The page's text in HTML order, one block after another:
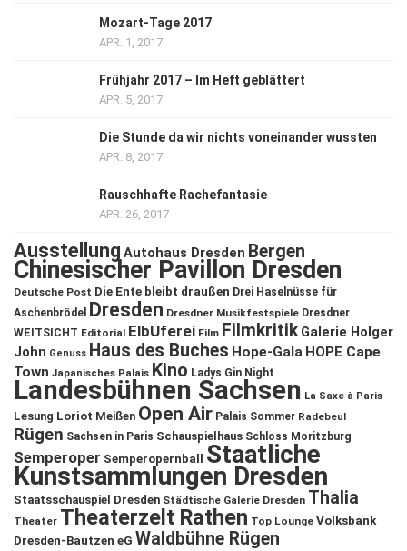
Mozart-Tage 2017
APR. 1, 2017
Frühjahr 2017 – Im Heft geblättert
APR. 5, 2017
Die Stunde da wir nichts voneinander wussten
APR. 8, 2017
Rauschhafte Rachefantasie
APR. 26, 2017
Ausstellung Autohaus Dresden Bergen
Chinesischer Pavillon Dresden
Deutsche Post Die Ente bleibt draußen Drei Haselnüsse für
Aschenbrödel
Dresden Dresdner Musikfestspiele Dresdner
WEITSICHT Editorial ElbUferei Film Filmkritik Galerie Holger
John Genuss Haus des Buches Hope-Gala HOPE Cape
Town Japanisches Palais Kino Ladys Gin Night
Landesbühnen Sachsen La Saxe à Paris
Lesung Loriot Meißen Open Air Palais Sommer Radebeul
Rügen Sachsen in Paris Schauspielhaus Schloss Moritzburg
Semperoper Semperopernball Staatliche
Kunstsammlungen Dresden
Staatsschauspiel Dresden Städtische Galerie Dresden Thalia
Theater Theaterzelt Rathen Top Lounge Volksbank
Dresden-Bautzen eG Waldbühne Rügen